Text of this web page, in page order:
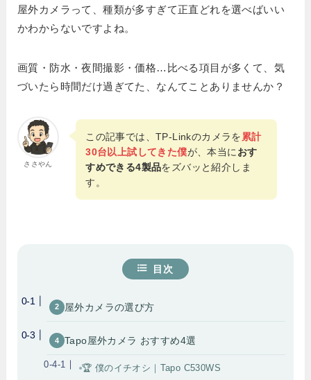
屋外カメラって、種類が多すぎて正直どれを選べばいい
かわからないですよね。
画質・防水・夜間撮影・価格…比べる項目が多くて、気
づいたら時間だけ過ぎてた、なんてことありませんか？
ささやん
この記事では、TP-Linkのカメラを 累計
30台以上試してきた僕が、本当に おす
すめできる4製品をズバッと紹介しま
す。
目次
屋外カメラの選び方
Tapo屋外カメラ おすすめ4選
🏆 僕のイチオシ｜Tapo C530WS